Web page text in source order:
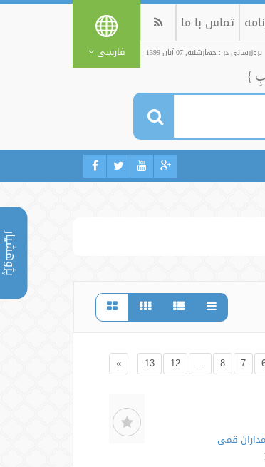
پژوهشیار
تماس با ما
بروزرسانی در : چهارشنبه, 07 آبان 1399 فارسی
}
7
8
...
12
13
»
قمی